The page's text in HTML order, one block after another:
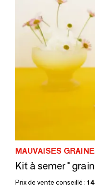
MAUVAISES
Kit à semer "
Prix de vente conseillé :